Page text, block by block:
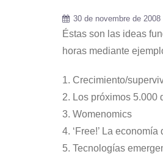
30 de novembre de 2008
Éstas son las ideas
horas mediante
1. Crecimiento/
2. Los próximos 5.000
3. Womenomics
4. ‘Free!’ La
5. Tecnologías